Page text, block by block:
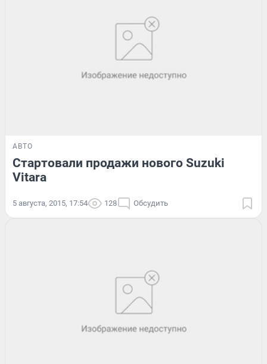
АВТО
Стартовали продажи нового Suzuki
Vitara
5 августа, 2015, 17:54 128 Обсудить